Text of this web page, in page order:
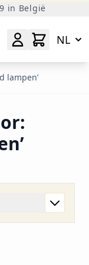
in België
NL
lampen’